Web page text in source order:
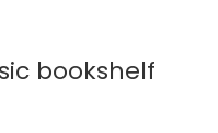
bookshelf